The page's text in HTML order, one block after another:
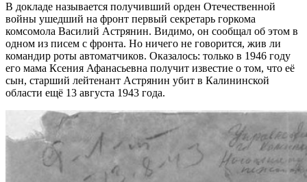
В докладе называется получивший орден Отечественной
войны ушедший на фронт первый секретарь горкома
комсомола Василий Астрянин. Видимо, он сообщал об этом в
одном из писем с фронта. Но ничего не говорится, жив ли
командир роты автоматчиков. Оказалось: только в 1946 году
его мама Ксения Афанасьевна получит известие о том, что её
сын, старший лейтенант Астрянин убит в Калининской
области ещё 13 августа 1943 года.